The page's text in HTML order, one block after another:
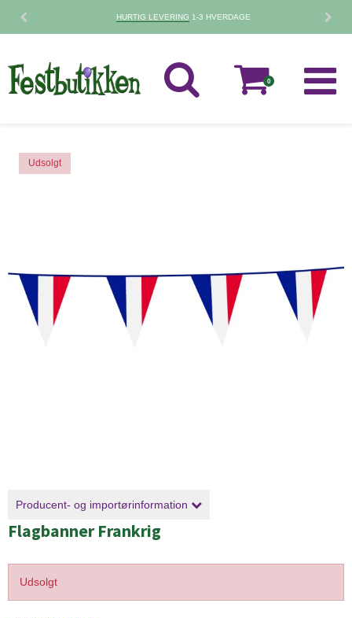
30 DAGESFORTRYDELSESRET
0
Udsolgt
Producent- og importørinformation
Flagbanner Frankrig
Udsolgt